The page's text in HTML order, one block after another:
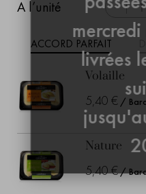
livrées
A l’unité -
ACCORD PARFAIT
Volaille
5,40 € /
Nature
5,40 €/